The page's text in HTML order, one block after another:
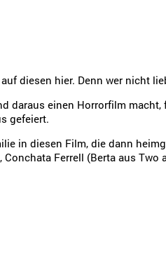
diesen hier. Denn wer nicht
einen Horrorfilm
gefeiert.
in diesen Film, die dann
Ferrell (Berta aus Two